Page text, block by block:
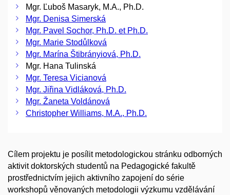
Mgr. Ľuboš Masaryk, M.A., Ph.D.
Mgr. Denisa Simerská
Mgr. Pavel Sochor, Ph.D. et Ph.D.
Mgr. Marie Stodůlková
Mgr. Marína Štibrányiová, Ph.D.
Mgr. Hana Tulinská
Mgr. Teresa Vicianová
Mgr. Jiřina Vidláková, Ph.D.
Mgr. Žaneta Voldánová
Christopher Williams, M.A., Ph.D.
Cílem projektu je posílit metodologickou stránku odborných
aktivit doktorských studentů na Pedagogické fakultě
prostřednictvím jejich aktivního zapojení do série
workshopů věnovaných metodologii výzkumu vzdělávání